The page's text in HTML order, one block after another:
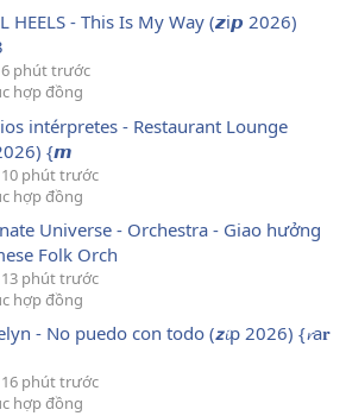
HEELS - This Is My Way (𝙯i𝙥 2026)
6 phút trước
hợp đồng
intérpretes - Restaurant Lounge
{𝙢
10 phút trước
hợp đồng
Universe - Orchestra - Giao hưởng
Folk Orch
13 phút trước
hợp đồng
- No puedo con todo (𝙯𝓲p 2026) {𝓻a𝐫
16 phút trước
hợp đồng